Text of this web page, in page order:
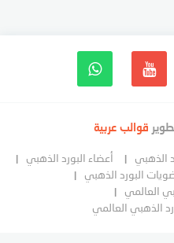
قوالب عربية
الذهبي
أعضاء البورد الذهبي
البورد الذهبي
العالمي
الذهبي العالمي